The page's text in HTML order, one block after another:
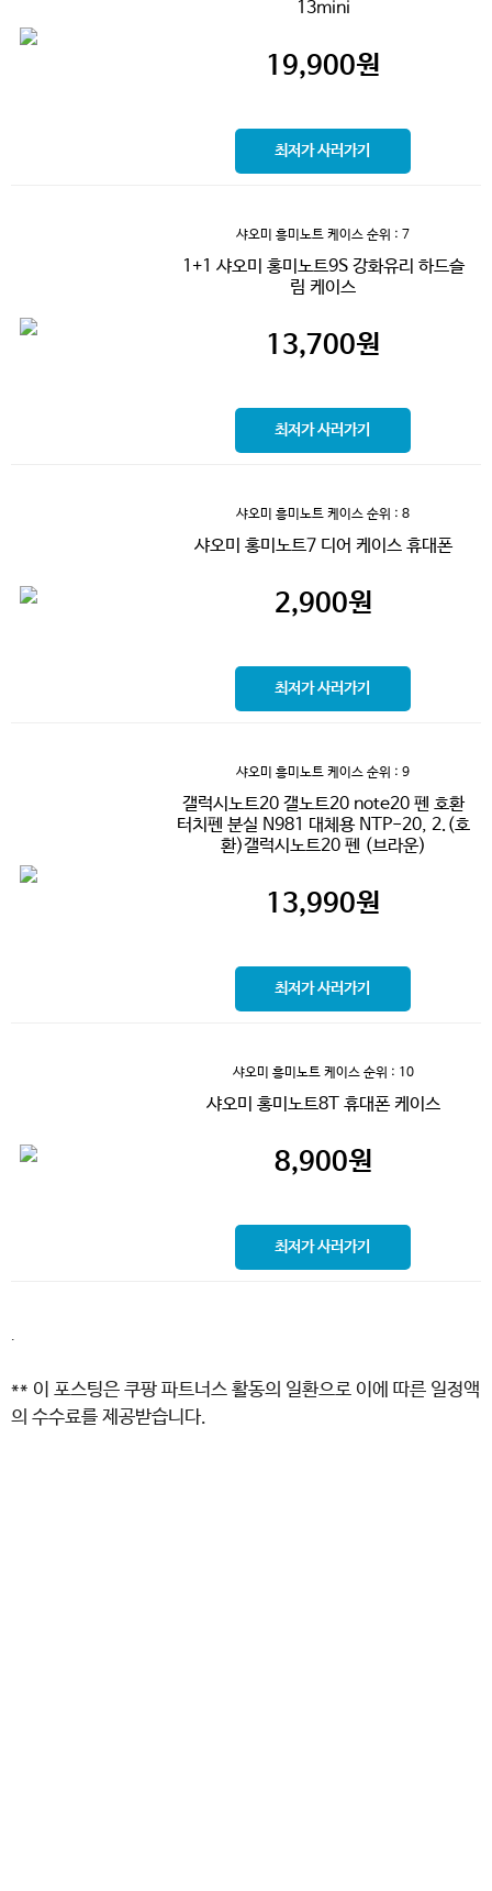
13mini
19,900원
최저가 사러가기
샤오미 흥미노트 케이스 순위 : 7
1+1 샤오미 홍미노트9S 강화유리 하드슬
림 케이스
13,700원
최저가 사러가기
샤오미 흥미노트 케이스 순위 : 8
샤오미 홍미노트7 디어 케이스 휴대폰
2,900원
최저가 사러가기
샤오미 흥미노트 케이스 순위 : 9
갤럭시노트20 갤노트20 note20 펜 호환
터치펜 분실 N981 대체용 NTP-20, 2.(호
환)갤럭시노트20 펜 (브라운)
13,990원
최저가 사러가기
샤오미 흥미노트 케이스순위 : 10
샤오미 홍미노트8T 휴대폰 케이스
8,900원
최저가 사러가기
.
** 이 포스팅은 쿠팡 파트너스 활동의 일환으로 이에 따른 일정액
의 수수료를 제공받습니다.